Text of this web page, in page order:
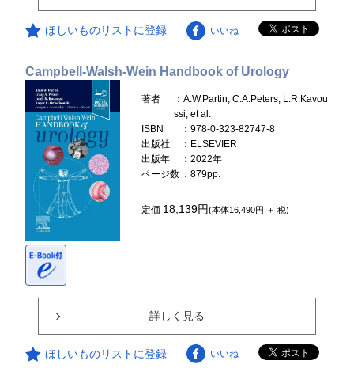
ほしいものリストに登録 いいね
Campbell-Walsh-Wein Handbook of Urology
著者
：A.W.Partin, C.A.Peters, L.R.Kavou
ssi, et al.
ISBN
：978-0-323-82747-8
出版社
：ELSEVIER
出版年
：2022年
ページ数 ：879pp.
定価 18,139円(本体16,490円 ＋ 税)
詳しく見る
ほしいものリストに登録 いいね